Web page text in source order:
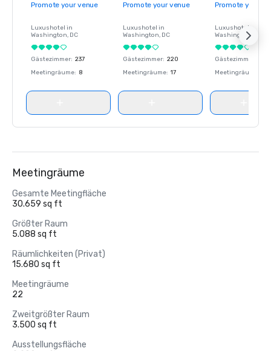
Promote your venue
Luxushotel in
Washington, DC
Gästezimmer: 237
Meetingräume: 8
Promote your venue
Luxushotel in
Washington, DC
Gästezimmer: 220
Meetingräume: 17
Promote your
Luxushotel in
Washington
Gästezimmer
Meetingräume
Meetingräume
Gesamte Meetingfläche
30.659 sq ft
Größter Raum
5.088 sq ft
Räumlichkeiten (Privat)
15.680 sq ft
Meetingräume
22
Zweitgrößter Raum
3.500 sq ft
Ausstellungsfläche